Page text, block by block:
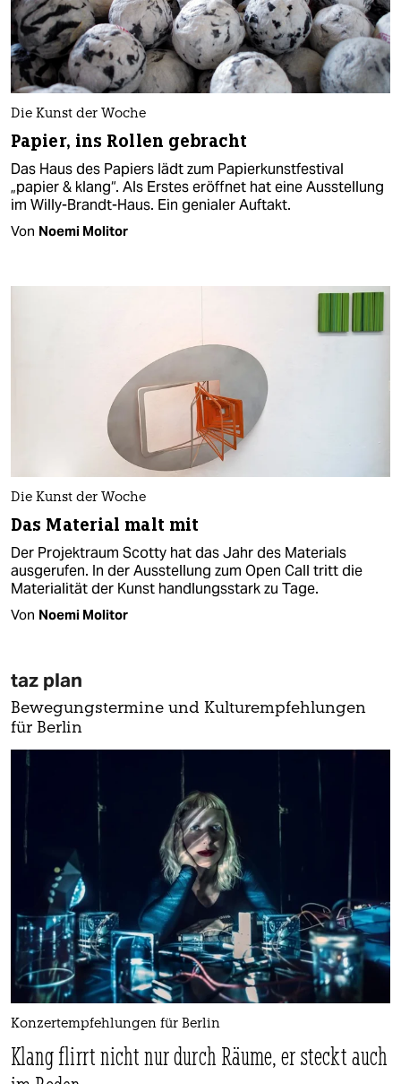
Die Kunst der Woche
Papier, ins Rollen gebracht
Das Haus des Papiers lädt zum Papierkunstfestival
„papier & klang“. Als Erstes eröffnet hat eine Ausstellung
im Willy-Brandt-Haus. Ein genialer Auftakt.
Von Noemi Molitor
Die Kunst der Woche
Das Material malt mit
Der Projektraum Scotty hat das Jahr des Materials
ausgerufen. In der Ausstellung zum Open Call tritt die
Materialität der Kunst handlungsstark zu Tage.
Von Noemi Molitor
taz plan
Bewegungstermine und Kulturempfehlungen
für Berlin
Konzertempfehlungen für Berlin
Klang flirrt nicht nur durch Räume, er steckt auch